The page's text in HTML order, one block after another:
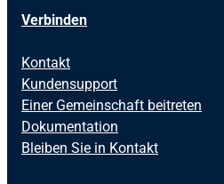
Verbinden
Kontakt
Kundensupport
Einer Gemeinschaft beitreten
Dokumentation
Bleiben Sie in Kontakt